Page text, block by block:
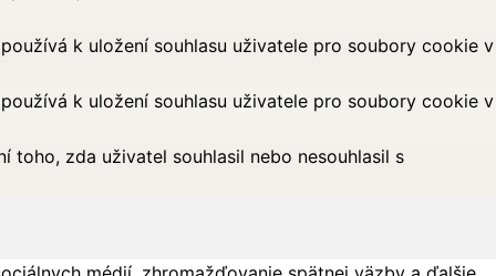
k uložení souhlasu uživatele pro soubory cookie v
k uložení souhlasu uživatele pro soubory cookie v
toho, zda uživatel souhlasil nebo nesouhlasil s